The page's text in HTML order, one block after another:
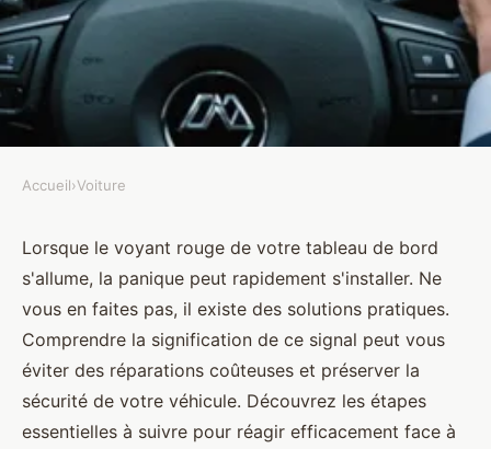
Que faire quand le voyant rouge
au tableau de bord s'allume ?
Sohan•29 octobre 2024•6 min de lecture
Accueil›Voiture
Lorsque le voyant rouge de votre tableau de bord
s'allume, la panique peut rapidement s'installer. Ne
vous en faites pas, il existe des solutions pratiques.
Comprendre la signification de ce signal peut vous
éviter des réparations coûteuses et préserver la
sécurité de votre véhicule. Découvrez les étapes
essentielles à suivre pour réagir efficacement face à